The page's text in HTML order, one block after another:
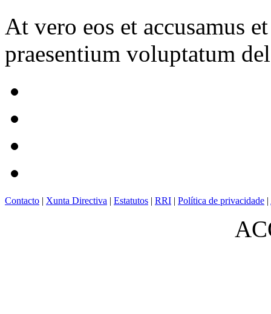
At vero eos et accusamus
praesentium voluptatum
Contacto | Xunta Directiva | Estatutos | RRI | Política de privacidade |